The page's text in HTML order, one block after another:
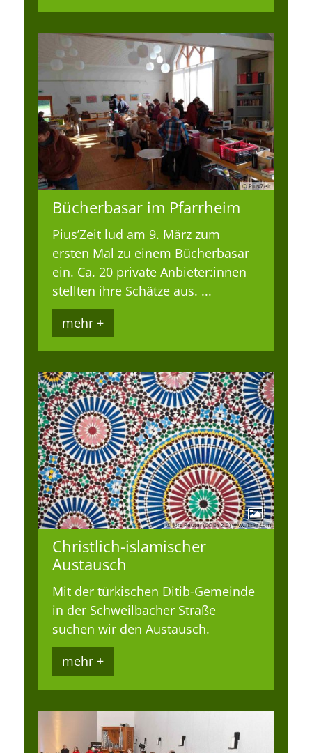
© Pius’Zeit
Bücherbasar im Pfarrheim
Pius’Zeit lud am 9. März zum
ersten Mal zu einem Bücherbasar
ein. Ca. 20 private Anbieter:innen
stellten ihre Schätze aus. ...
mehr +
© Jörg Reuter (CC BY 2.0) www.flickr.com
Christlich-islamischer
Austausch
Mit der türkischen Ditib-Gemeinde
in der Schweilbacher Straße
suchen wir den Austausch.
mehr +